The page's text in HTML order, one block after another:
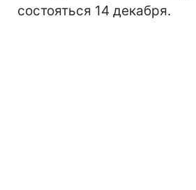
состояться 14 декабря.